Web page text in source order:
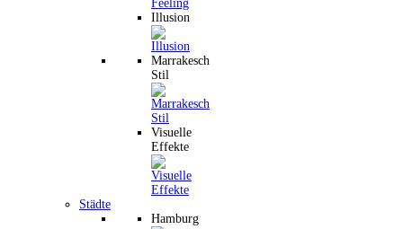
Illusion
Marrakesch
Stil
Visuelle
Effekte
Städte
Hamburg